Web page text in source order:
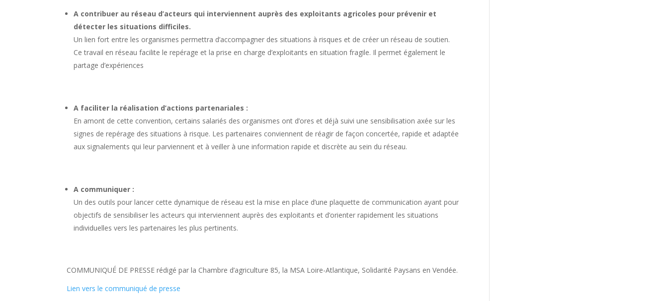
A contribuer au réseau d’acteurs qui interviennent auprès des exploitants agricoles pour prévenir et
détecter les situations difficiles.
Un lien fort entre les organismes permettra d’accompagner des situations à risques et de créer un réseau de soutien.
Ce travail en réseau facilite le repérage et la prise en charge d’exploitants en situation fragile. Il permet également le
partage d’expériences
A faciliter la réalisation d’actions partenariales :
En amont de cette convention, certains salariés des organismes ont d’ores et déjà suivi une sensibilisation axée sur les
signes de repérage des situations à risque. Les partenaires conviennent de réagir de façon concertée, rapide et adaptée
aux signalements qui leur parviennent et à veiller à une information rapide et discrète au sein du réseau.
A communiquer :
Un des outils pour lancer cette dynamique de réseau est la mise en place d’une plaquette de communication ayant pour
objectifs de sensibiliser les acteurs qui interviennent auprès des exploitants et d’orienter rapidement les situations
individuelles vers les partenaires les plus pertinents.
COMMUNIQUÉ DE PRESSE rédigé par la Chambre d’agriculture 85, la MSA Loire-Atlantique, Solidarité Paysans en Vendée.
Lien vers le communiqué de presse